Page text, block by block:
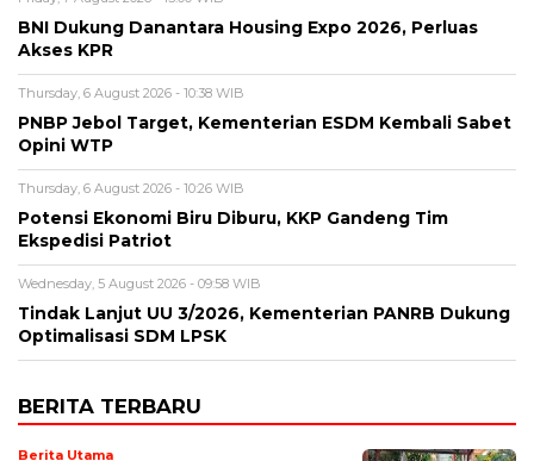
BNI Dukung Danantara Housing Expo 2026, Perluas
Akses KPR
Thursday, 6 August 2026 - 10:38 WIB
PNBP Jebol Target, Kementerian ESDM Kembali Sabet
Opini WTP
Thursday, 6 August 2026 - 10:26 WIB
Potensi Ekonomi Biru Diburu, KKP Gandeng Tim
Ekspedisi Patriot
Wednesday, 5 August 2026 - 09:58 WIB
Tindak Lanjut UU 3/2026, Kementerian PANRB Dukung
Optimalisasi SDM LPSK
BERITA TERBARU
Berita Utama